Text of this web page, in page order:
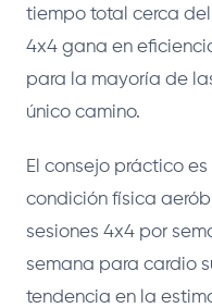
tiempo total cerca del
4x4 gana en
para la mayoría de
único camino.
El consejo práctico
condición física
sesiones 4x4 por
semana para cardio
tendencia en la